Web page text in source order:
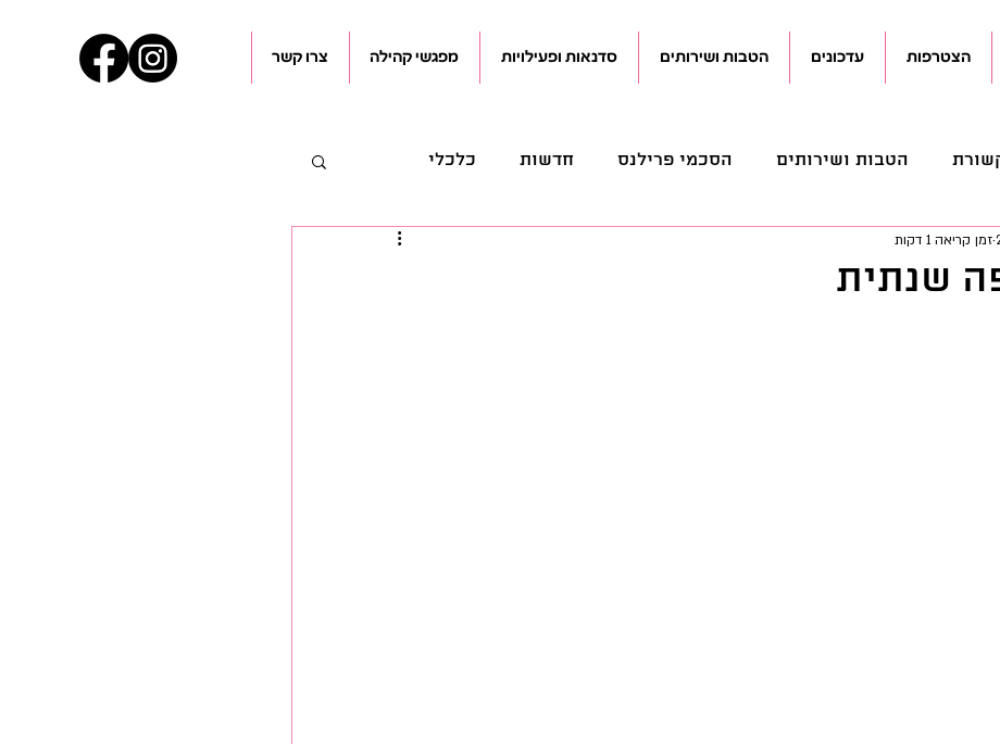
הצטרפות עדכונים הטבות ושירותים סדנאות ופעילויות מפגשי קהילה צרו קשר
הטבות ושירותים הסכמי פרילנס חדשות כלכלי
פנסיוני
שנתית
זמן קריאה 1 דקות